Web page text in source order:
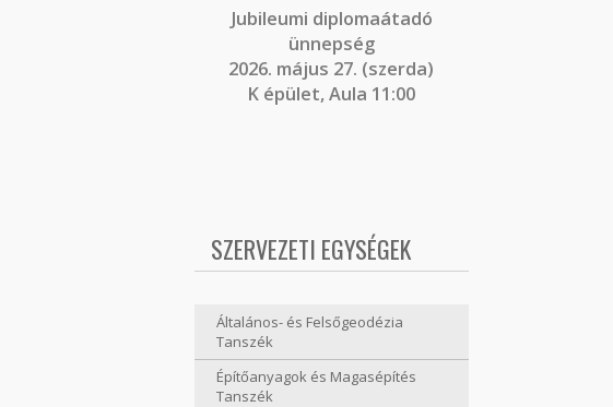
Jubileumi diplomaátadó
ünnepség
2026. május 27. (szerda)
K épület, Aula 11:00
SZERVEZETI EGYSÉGEK
Általános- és Felsőgeodézia
Tanszék
Építőanyagok és Magasépítés
Tanszék